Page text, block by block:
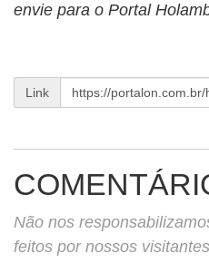
envie para o Portal
Link
Não nos
feitos por nossos